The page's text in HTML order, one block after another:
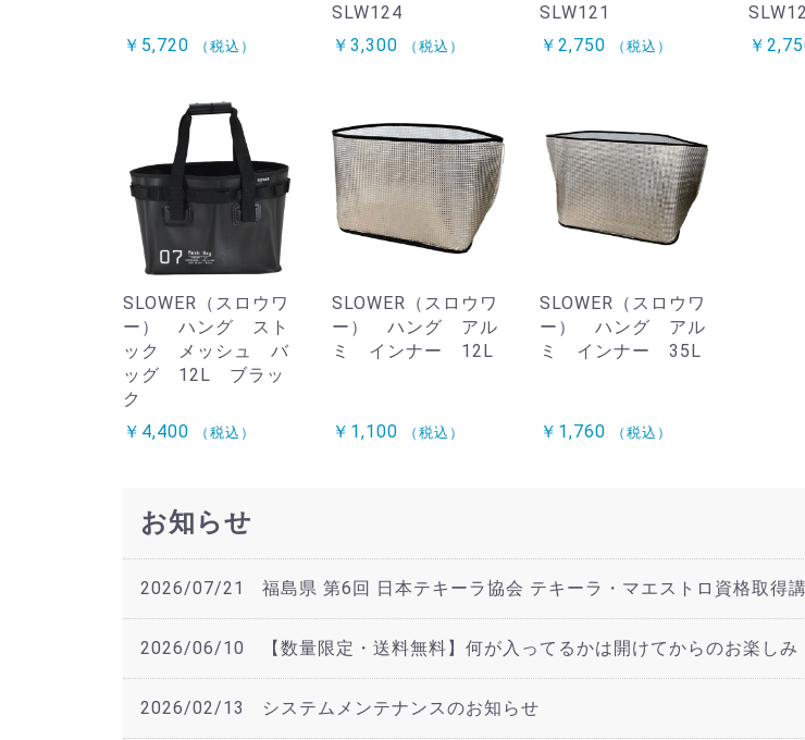
￥5,720 （税込）
SLW124
￥3,300
（税込）
SLW121
￥2,750
（税込）
￥
SLOWER（スロウワ
ー） ハング スト
ック メッシュ バ
ッグ 12L ブラッ
ク
￥4,400
（税込）
SLOWER（スロウワ
ー） ハング アル
ミ インナー 12L
￥1,100 （税込）
SLOWER（スロウワ
ー） ハング アル
ミ インナー 35L
￥1,760 （税込）
お知らせ
2026/07/21 福島県 第6回 日本テキーラ協会 テキーラ・マエストロ資格取得
2026/06/10 【数量限定・送料無料】何が入ってるかは開けてからのお楽し
2026/02/13 システムメンテナンスのお知らせ